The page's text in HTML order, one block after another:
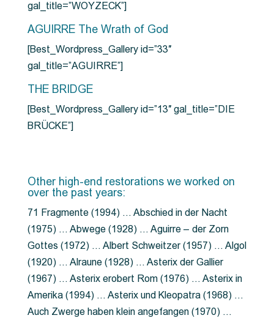
gal_title=”WOYZECK”]
AGUIRRE The Wrath of God
[Best_Wordpress_Gallery id=”33″
gal_title=”AGUIRRE”]
THE BRIDGE
[Best_Wordpress_Gallery id=”13″ gal_title=”DIE
BRÜCKE”]
Other high-end restorations we worked on
over the past years:
71 Fragmente (1994) … Abschied in der Nacht
(1975) … Abwege (1928) … Aguirre – der Zorn
Gottes (1972) … Albert Schweitzer (1957) … Algol
(1920) … Alraune (1928) … Asterix der Gallier
(1967) … Asterix erobert Rom (1976) … Asterix in
Amerika (1994) … Asterix und Kleopatra (1968) …
Auch Zwerge haben klein angefangen (1970) …